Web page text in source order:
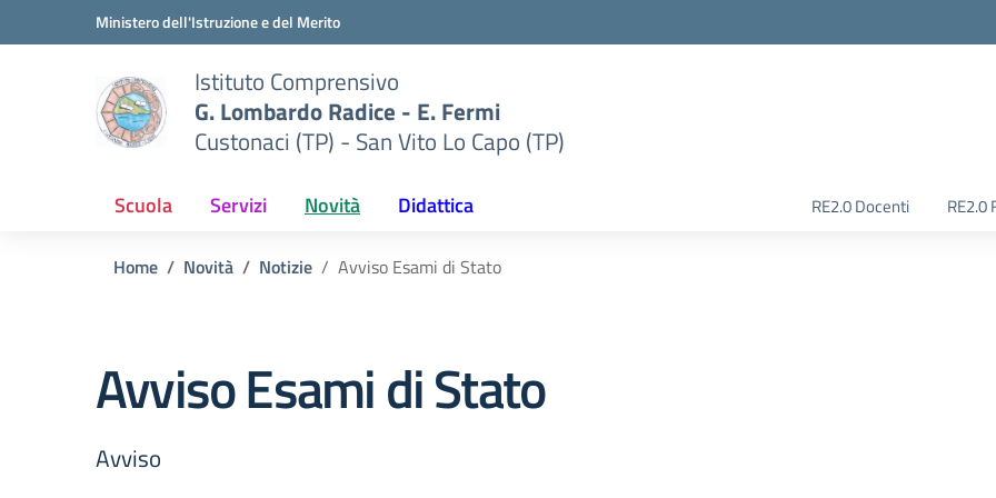
Vai ai contenuti
Vai al menu di navigazioneMinistero dell'Istruzione e del Merito
Istituto Comprensivo
G. Lombardo Radice - E. Fermi
Custonaci (TP) - San Vito Lo Capo (TP)
Scuola Servizi Novità Didattica RE2.0 Docenti RE2.0
Home Novità Notizie Avviso Esami di Stato
Avviso Esami di Stato
Avviso